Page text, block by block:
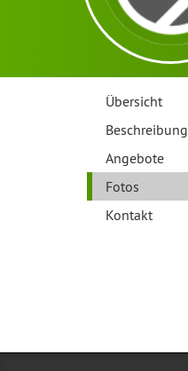
Übersicht
Beschreibung
Angebote
Fotos
Kontakt